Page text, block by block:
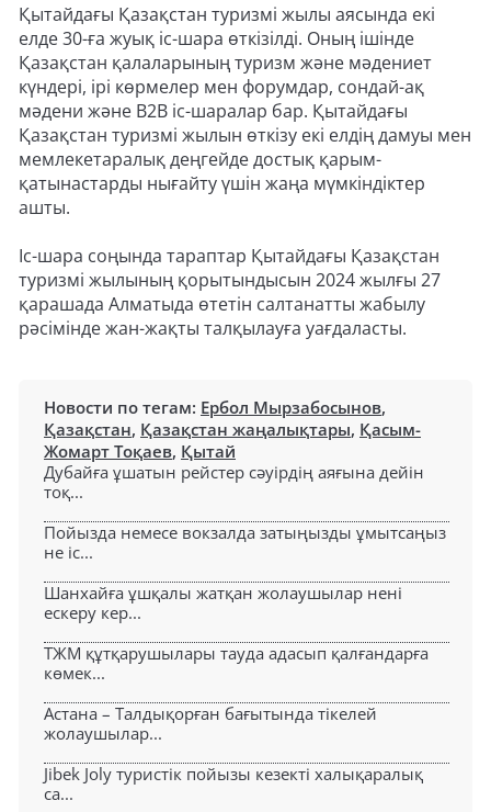
Қытайдағы Қазақстан туризмі жылы аясында екі
елде 30-ға жуық іс-шара өткізілді. Оның ішінде
Қазақстан қалаларының туризм және мәдениет
күндері, ірі көрмелер мен форумдар, сондай-ақ
мәдени және B2B іс-шаралар бар. Қытайдағы
Қазақстан туризмі жылын өткізу екі елдің дамуы мен
мемлекетаралық деңгейде достық қарым-
қатынастарды нығайту үшін жаңа мүмкіндіктер
ашты.
Іс-шара соңында тараптар Қытайдағы Қазақстан
туризмі жылының қорытындысын 2024 жылғы 27
қарашада Алматыда өтетін салтанатты жабылу
рәсімінде жан-жақты талқылауға уағдаласты.
Новости по тегам: Ербол Мырзабосынов,
Қазақстан, Қазақстан жаңалықтары, Қасым-
Жомарт Тоқаев, Қытай
Дубайға ұшатын рейстер сәуірдің аяғына дейін
тоқ...
Пойызда немесе вокзалда затыңызды ұмытсаңыз
не іс...
Шанхайға ұшқалы жатқан жолаушылар нені
ескеру кер...
ТЖМ құтқарушылары тауда адасып қалғандарға
көмек...
Астана – Талдықорған бағытында тікелей
жолаушылар...
Jibek Joly туристік пойызы кезекті халықаралық
са...